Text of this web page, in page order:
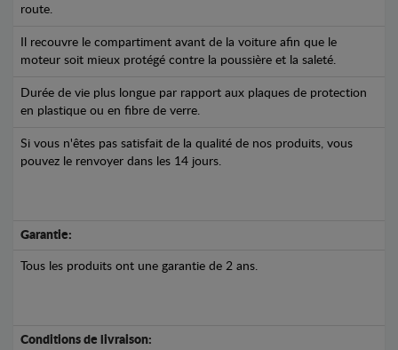
route.
Il recouvre le compartiment avant de la voiture afin que le
moteur soit mieux protégé contre la poussière et la saleté.
Durée de vie plus longue par rapport aux plaques de protection
en plastique ou en fibre de verre.
Si vous n'êtes pas satisfait de la qualité de nos produits, vous
pouvez le renvoyer dans les 14 jours.
Garantie:
Tous les produits ont une garantie de 2 ans.
Conditions de livraison: